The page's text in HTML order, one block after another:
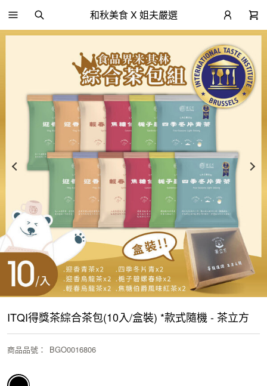
和秋美食 X 姐夫嚴選
ITQI得獎茶綜合茶包(10入/盒裝) *款式隨機 - 茶立方
商品品號 ： BGO0016806